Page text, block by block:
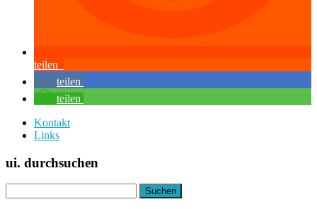
teilen
teilen
teilen
Kontakt
Links
ui. durchsuchen
nach: